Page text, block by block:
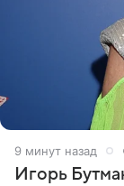
9 минут назад
Игорь